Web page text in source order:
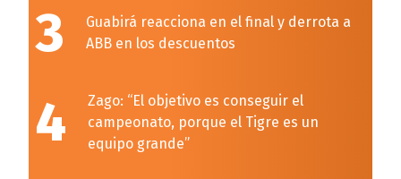
3
Guabirá reacciona en el final y derrota a
ABB en los descuentos
4
Zago: “El objetivo es conseguir el
campeonato, porque el Tigre es un
equipo grande”